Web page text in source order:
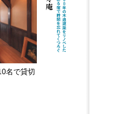
名で貸切